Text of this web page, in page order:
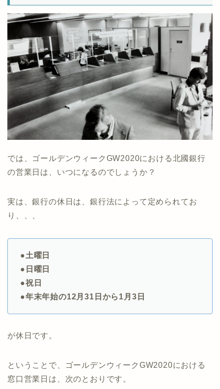
では、ゴールデンウィークGW2020における北國銀行
の営業日は、いつになるのでしょうか？
実は、銀行の休日は、銀行法によって定められてお
り、、、
●土曜日
●日曜日
●祝日
●年末年始の12月31日から1月3日
が休日です。
ということで、ゴールデンウィークGW2020における
窓口営業日は、次のとおりです。